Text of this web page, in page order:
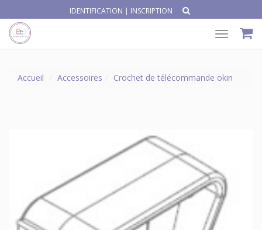
IDENTIFICATION | INSCRIPTION
Toggle
Accueil Accessoires Crochet de télécommande okin